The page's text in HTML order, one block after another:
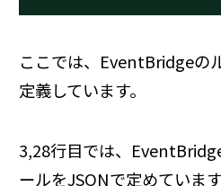
ここでは、EventBridgeの
定義しています。
3,28行目では、
ールをJSONで定めています